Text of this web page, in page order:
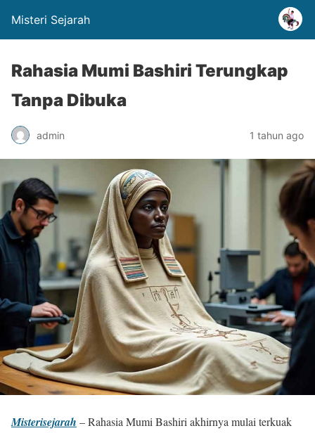
Misteri Sejarah
Rahasia Mumi Bashiri Terungkap
Tanpa Dibuka
admin 1 tahun ago
Misterisejarah – Rahasia Mumi Bashiri akhirnya mulai terkuak